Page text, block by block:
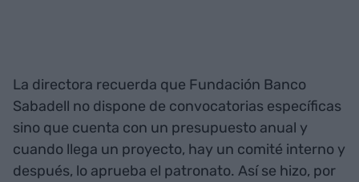
La directora recuerda que Fundación Banco
Sabadell no dispone de convocatorias específicas
sino que cuenta con un presupuesto anual y
cuando llega un proyecto, hay un comité interno y
después, lo aprueba el patronato. Así se hizo, por